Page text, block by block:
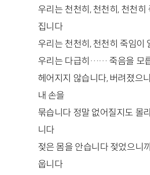
우리는 천천히, 천천히, 천천히
집니다
우리는 천천히, 천천히 죽임이
우리는 다급히…… 죽음을 모
헤어지지 않습니다, 버려졌으
내 손을
묶습니다 정말 없어질지도 몰
니다
젖은 몸을 안습니다 젖었으니
웁니다